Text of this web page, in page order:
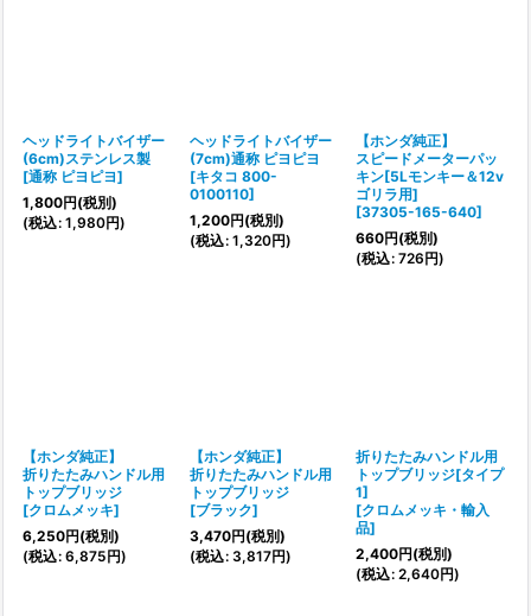
ヘッドライトバイザー
(6cm)ステンレス製
[通称 ピヨピヨ]
1,800円(税別)
(税込: 1,980円)
ヘッドライトバイザー
(7cm)通称 ピヨピヨ
[キタコ 800-
0100110]
1,200円(税別)
(税込: 1,320円)
【ホンダ純正】
スピードメーターパッ
キン[5Lモンキー＆12v
ゴリラ用]
[37305-165-640]
660円(税別)
(税込: 726円)
【ホンダ純正】
折りたたみハンドル用
トップブリッジ
[クロムメッキ]
6,250円(税別)
(税込: 6,875円)
【ホンダ純正】
折りたたみハンドル用
トップブリッジ
[ブラック]
3,470円(税別)
(税込: 3,817円)
折りたたみハンドル用
トップブリッジ[タイプ
1]
[クロムメッキ・輸入
品]
2,400円(税別)
(税込: 2,640円)